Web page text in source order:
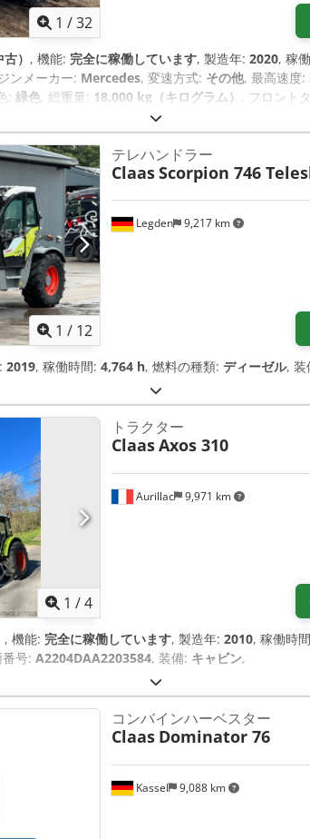
1 /32
） , 機能: 完全に稼働しています, 製造年: 2020, 稼
ンメーカー: Mercedes, 変速方式: その他, 最高速度:
: 緑色, 総重量: 18,000 kg（キログラム） , フロント
7,593 mm
（パワーテイクオフ）, フロントエンドローダー,
1 / 12
Legden 9,217 km
テレハンドラー
ClaasScorpion 746
2019, 稼働時間: 4,764 h, 燃料の種類: ディーゼル, 装
1 /4
Aurillac 9,971 km
トラクター
ClaasAxos 310
, 機能: 完全に稼働しています, 製造年: 2010, 稼働時
号: A2204DAA2203584, 装備: キャビン,
Kassel 9,088 km
コンバインハーベスター
Claas Dominator 76